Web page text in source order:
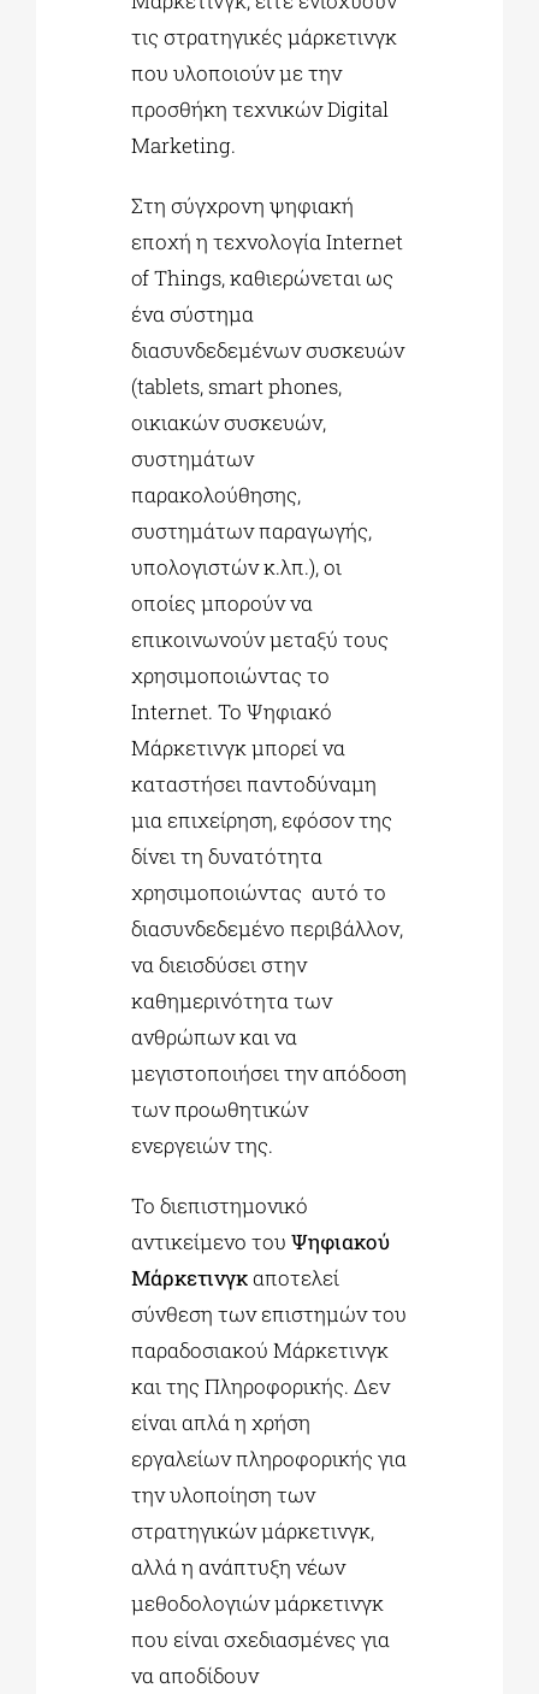
τις στρατηγικές μάρκετινγκ
που υλοποιούν με την
προσθήκη τεχνικών Digital
Marketing.
Στη σύγχρονη ψηφιακή
εποχή η τεχνολογία Internet
of Things, καθιερώνεται ως
ένα σύστημα
διασυνδεδεμένων συσκευών
(tablets, smart phones,
οικιακών συσκευών,
συστημάτων
παρακολούθησης,
συστημάτων παραγωγής,
υπολογιστών κ.λπ.), οι
οποίες μπορούν να
επικοινωνούν μεταξύ τους
χρησιμοποιώντας το
Internet. Το Ψηφιακό
Μάρκετινγκ μπορεί να
καταστήσει παντοδύναμη
μια επιχείρηση, εφόσον της
δίνει τη δυνατότητα
χρησιμοποιώντας αυτό το
διασυνδεδεμένο περιβάλλον,
να διεισδύσει στην
καθημερινότητα των
ανθρώπων και να
μεγιστοποιήσει την απόδοση
των προωθητικών
ενεργειών της.
Το διεπιστημονικό
αντικείμενο τουΨηφιακού
Μάρκετινγκαποτελεί
σύνθεση των επιστημών του
παραδοσιακού Μάρκετινγκ
και της Πληροφορικής. Δεν
είναι απλά η χρήση
εργαλείων πληροφορικής για
την υλοποίηση των
στρατηγικών μάρκετινγκ,
αλλά η ανάπτυξη νέων
μεθοδολογιών μάρκετινγκ
που είναι σχεδιασμένες για
να αποδίδουν